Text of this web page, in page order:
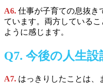
A6. 仕事が子育ての息抜き
ています。両方している
ように感じます。
Q7. 今後の人生設
A7. はっきりしたことは、